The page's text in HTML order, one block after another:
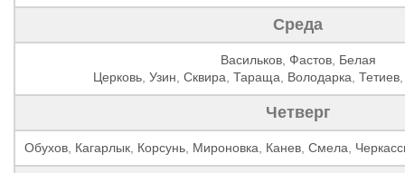
Среда
Васильков, Фастов, Белая
Церковь Узин Сквира Тараща Володарка Тетиев
Четверг
Обухов Кагарлык Корсунь Мироновка Канев Смела